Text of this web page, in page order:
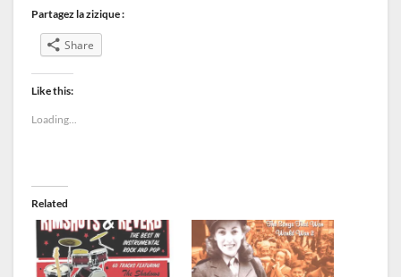
Partagez la zizique :
Share
Like this:
Loading...
Related